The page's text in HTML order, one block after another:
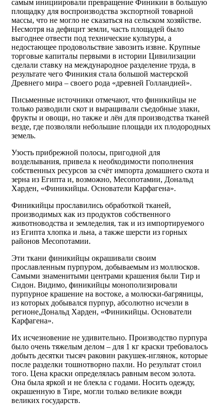
самым инициировали превращение Финикии в большую
площадку для воспроизводства экспортной товарной
массы, что не могло не сказаться на сельском хозяйстве.
Несмотря на дефицит земли, часть площадей было
выгоднее отвести под технические культуры, а
недостающее продовольствие завозить извне. Крупные
торговые капиталы первыми в истории Цивилизации
сделали ставку на международное разделение труда, в
результате чего Финикия стала большой мастерской
Древнего мира – своего рода «древней Голландией».
Письменные источники отмечают, что финикийцы не
только разводили скот и выращивали съедобные злаки,
фрукты и овощи, но также и лён для производства тканей
везде, где позволяли небольшие площади их плодородных
земель.
Узость прибрежной полосы, пригодной для
возделывания, привела к необходимости пополнения
собственных ресурсов за счёт импорта домашнего скота и
зерна из Египта и, возможно, Месопотамии, Дональд
Харден, «Финикийцы. Основатели Карфагена».
Финикийцы прославились обработкой тканей,
производимых как из продуктов собственного
животноводства и земледелия, так и из импортируемого
из Египта хлопка и льна, а также шерсти из горных
районов Месопотамии.
Эти ткани финикийцы окрашивали своим
прославленным пурпуром, добываемым из моллюсков.
Самыми знаменитыми центрами крашения были Тир и
Сидон. Видимо, финикийцы монополизировали
пурпурное крашение на востоке, а молюски-багряницы,
из которых добывался пурпур, абсолютно исчезли в
регионе,Дональд Харден, «Финикийцы. Основатели
Карфагена».
Их исчезновение не удивительно. Производство пурпура
было очень тяжелым делом – для 1 кг краски требовалось
добыть десятки тысяч раковин ракушек-иглянок, которые
после разделки тошнотворно пахли. Но результат стоил
того. Цена краски определялась равным весом золота.
Она была яркой и не блекла с годами. Носить одежду,
окрашенную в Тире, могли только великие вожди
великих государств.